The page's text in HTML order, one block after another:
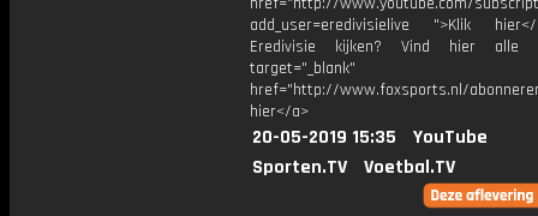
add_user=eredivisielive ">Klik
Eredivisie kijken? Vind hier alle
target="_blank"
href="http://www.foxsports.nl/
hier</a>
20-05-2019 15:35
YouTube
Sporten.TV
Voetbal.TV